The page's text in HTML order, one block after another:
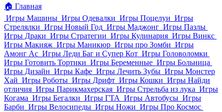
🏠 Главная
Игры Машины Игры Одевалки Игры Поцелуи Игры
Стрелялки Игры Новый Год Игры Маджонг Игры Пазлы
Игры Драки Игры Стратегии Игры Кулинария Игры Винкс
Игры Макияж Игры Маникюр Игры про Зомби Игры
Амонг Ас Игры Леди Баг и Супер Кот Игры Головоломки
Игры Готовить Тортики Игры Беременные Игры Больница
Игры Дизайн Игры Кафе Игры Лечить Зубы Игры Монстер
Хай Игры Роботы Игры Дрифт Игры Кошки Игры Найди
отличия Игры Парикмахерская Игры Стрельба из лука Игры
Когама Игры Бегалки Игры ГТА Игры Автобусы Игры
Барби Игры Велосипеды Игры Ножи Игры Про Космос